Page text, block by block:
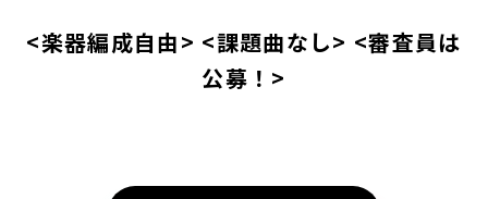
<楽器編成自由> <課題曲なし> <審査員は
公募！>